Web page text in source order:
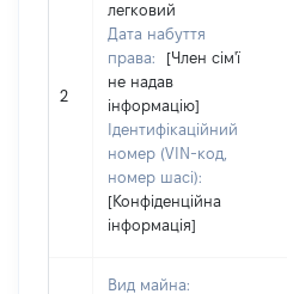
2
легковий
Дата набуття
права:
[Член сім'ї
не надав
інформацію]
Ідентифікаційний
номер (VIN-код,
номер шасі):
[Конфіденційна
інформація]
Вид майна: